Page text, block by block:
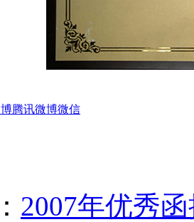
腾讯微博微信
2007年优秀